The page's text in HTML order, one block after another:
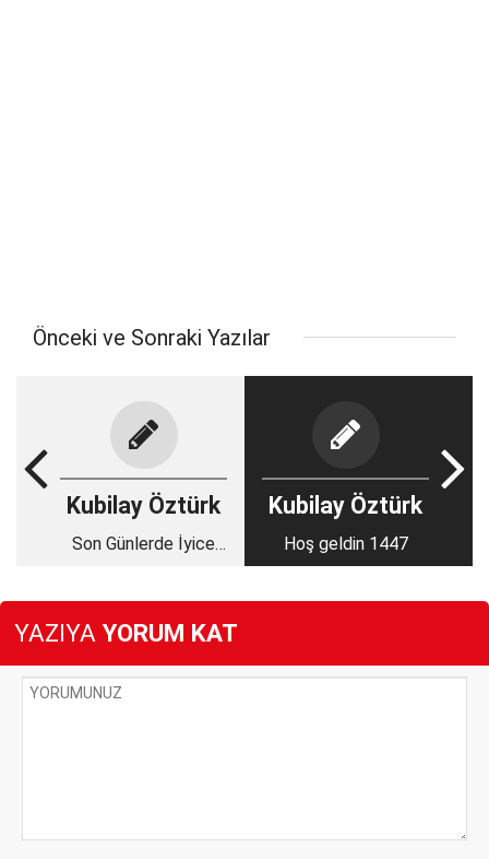
Önceki ve Sonraki Yazılar
Kubilay Öztürk
Son Günlerde İyice
Kubilay Öztürk
Hoş geldin 1447
YAZIYA YORUM KAT